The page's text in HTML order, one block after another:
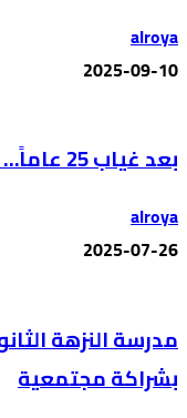
alroya
2025-09-10
بعد غياب 25 عاماً… جمعتنا الصدفة
alroya
2025-07-26
مدرسة النزهة
بشراكة مجتمعية